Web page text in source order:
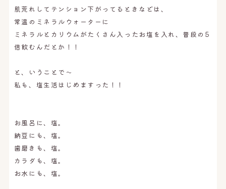
肌荒れしてテンション下がってるときなどは、
常温のミネラルウォーターに
ミネラルとカリウムがたくさん入ったお塩を入れ、普段の5
倍飲むんだとか！！
と、いうことで〜
私も、塩生活はじめますった！！
お風呂に、塩。
納豆にも、塩。
歯磨きも、塩。
カラダも、塩。
お水にも、塩。